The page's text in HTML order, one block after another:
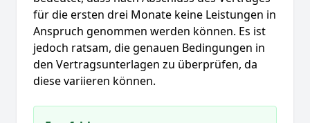
für die ersten drei Monate keine Leistungen in
Anspruch genommen werden können. Es ist
jedoch ratsam, die genauen Bedingungen in
den Vertragsunterlagen zu überprüfen, da
diese variieren können.